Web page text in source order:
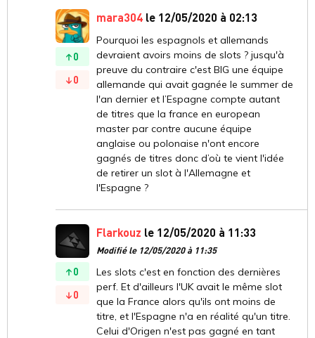
0
0
mara304 le 12/05/2020 à 02:13
Pourquoi les espagnols et allemands
devraient avoirs moins de slots ? jusqu'à
preuve du contraire c'est BIG une équipe
allemande qui avait gagnée le summer de
l'an dernier et l’Espagne compte autant
de titres que la france en european
master par contre aucune équipe
anglaise ou polonaise n'ont encore
gagnés de titres donc d’où te vient l'idée
de retirer un slot à l'Allemagne et
l'Espagne ?
0
0
Flarkouz le 12/05/2020 à 11:33
Modifié le 12/05/2020 à 11:35
Les slots c'est en fonction des dernières
perf. Et d'ailleurs l'UK avait le même slot
que la France alors qu'ils ont moins de
titre, et l'Espagne n'a en réalité qu'un titre.
Celui d'Origen n'est pas gagné en tant